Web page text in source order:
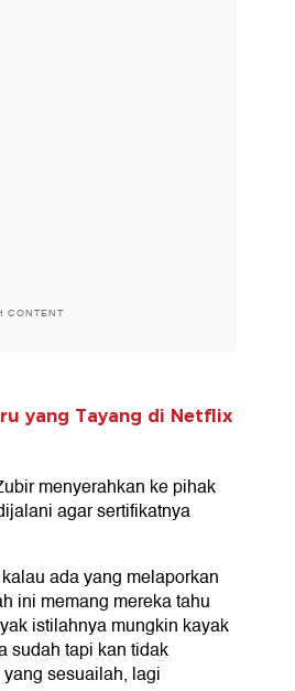
CONTENT
yang Tayang di Netflix
menyerahkan ke pihak
agar sertifikatnya
ada yang melaporkan
ini memang mereka tahu
istilahnya mungkin kayak
sudah tapi kan tidak
sesuailah, lagi